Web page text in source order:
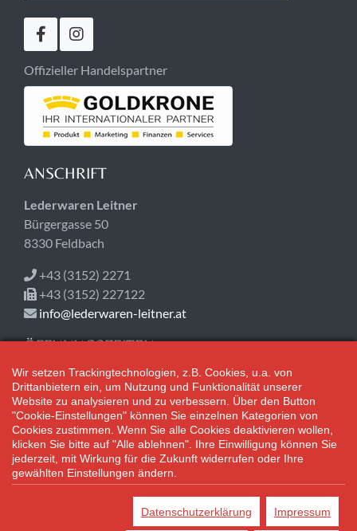
Offizieller Handelspartner
ANSCHRIFT
Lederwaren Leitner
Bürgergasse 50
8330 Feldbach
+43 (3152) 2271
+43 (3152) 227122
info@lederwaren-leitner.at
ÖFFNUNGSZEITEN
Heute geschlossen!
Mo-Fr 08:30-18:00
Sa 08:30-12:30
Adventsamstage: 08:30 bis 17:00 Uhr geöffnet.
Bei Preisen, die mit "UVP" gekennzeichnet sind, handelt es sich um
Wir setzen Trackingtechnologien, z.B. Cookies, u.a. von
Drittanbietern ein, um Nutzung und Funktionalität unserer
Website zu analysieren und zu verbessern. Über den Button
"Cookie-Einstellungen" können Sie einzelnen Kategorien von
Cookies zustimmen. Wenn Sie alle Cookies deaktivieren wollen,
klicken Sie bitte auf "Alle ablehnen". Ihre Einwilligung können Sie
jederzeit, mit Wirkung für die Zukunft widerrufen oder Ihre
gewählten Einstellungen ändern.
Datenschutzerklärung Impressum